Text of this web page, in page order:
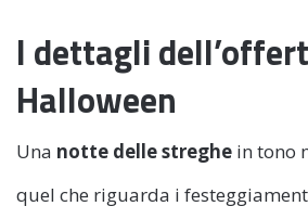
I dettagli
Halloween
Una notte delle streghe in tono
quel che riguarda i